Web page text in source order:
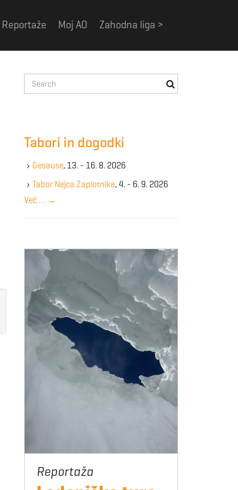
Reportaže Moj AO Zahodna liga >
e
e
y
w
r
Tabori in dogodki
Gesause, 13. - 16. 8. 2026
Tabor Nejca Zaplotnika, 4. - 6. 9. 2026
Več … →